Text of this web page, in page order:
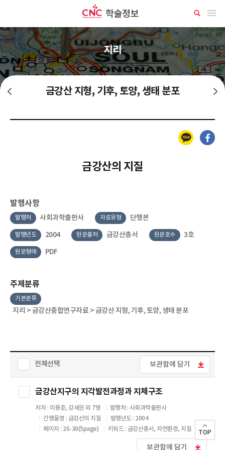
메뉴 열기
상
세
검
지리
금강산 지형, 기후, 토양, 생태 분포 금강산 유적 유물, 문화 예술
카카오톡 페이스북
금강산의 지질
발행사항
발행처 사회과학출판사 자료유형 단행본
발행년도 2004 원문출처 금강산총서 원문호수 3호
원문형태 PDF
주제분류
기본분류
지리 > 금강산종합연구자료 > 금강산 지형, 기후, 토양, 생태 분포
전체선택 보관함에 담기
금강산지구의 지각발전과정과 지체구조
저자 : 리용준, 강세권 외 7명
발행처 : 사회과학출판사
간행물명 : 금강산의 지질
발행년도 : 2004
페이지 : 26-30(5page)
키워드 : 금강산총서, 자연환경, 지질
보관함에 담기
TOP